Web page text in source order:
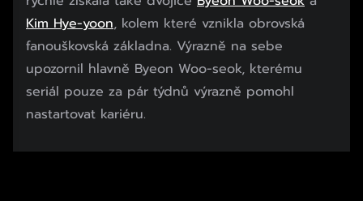
Kim Hye-yoon, kolem které vznikla obrovská
fanouškovská základna. Výrazně na sebe
upozornil hlavně Byeon Woo-seok, kterému
seriál pouze za pár týdnů výrazně pomohl
nastartovat kariéru.